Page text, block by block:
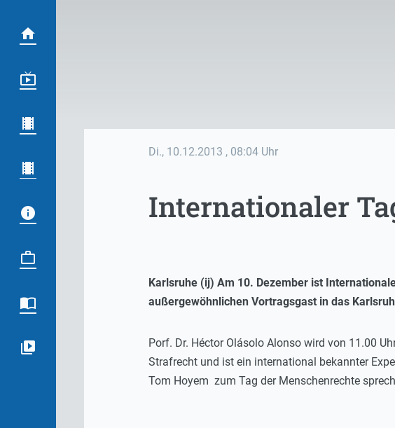
Di., 10.12.2013 , 08:04 Uhr
Internationaler
Karlsruhe (ij) Am 10. Dezember ist
außergewöhnlichen Vortragsgast in das
Porf. Dr. Héctor Olásolo Alonso wird von 11.00
Strafrecht und ist ein international bekannter
Tom Hoyem zum Tag der Menschenrechte